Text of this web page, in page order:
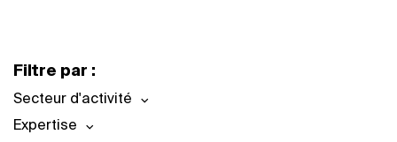
Filtre par :
Secteur d'activité
Expertise